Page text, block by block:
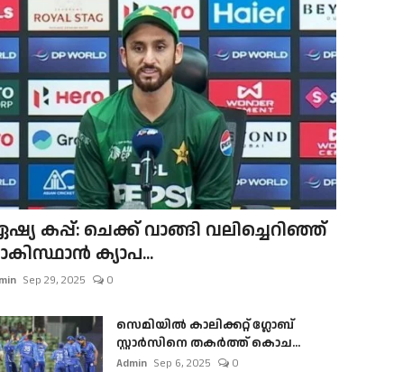
കപ്പ്: ചെക്ക് വാങ്ങി വലിച്ചെറിഞ്ഞ്
ക്യാപ...
Sep 29, 2025 0
സെമിയിൽ കാലിക്കറ്റ് ഗ്ലോബ്
സ്റ്റാർസിനെ തകർത്ത് കൊച...
Admin Sep 6, 2025 0